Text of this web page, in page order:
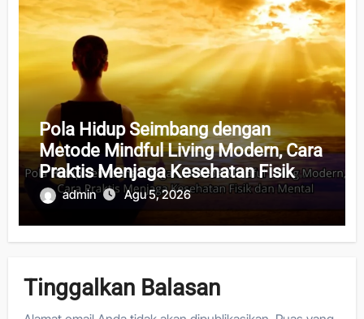
Pola Hidup Seimbang dengan
Metode Mindful Living Modern, Cara
Praktis Menjaga Kesehatan Fisik
dan Mental
admin Agu 5, 2026
Tinggalkan Balasan